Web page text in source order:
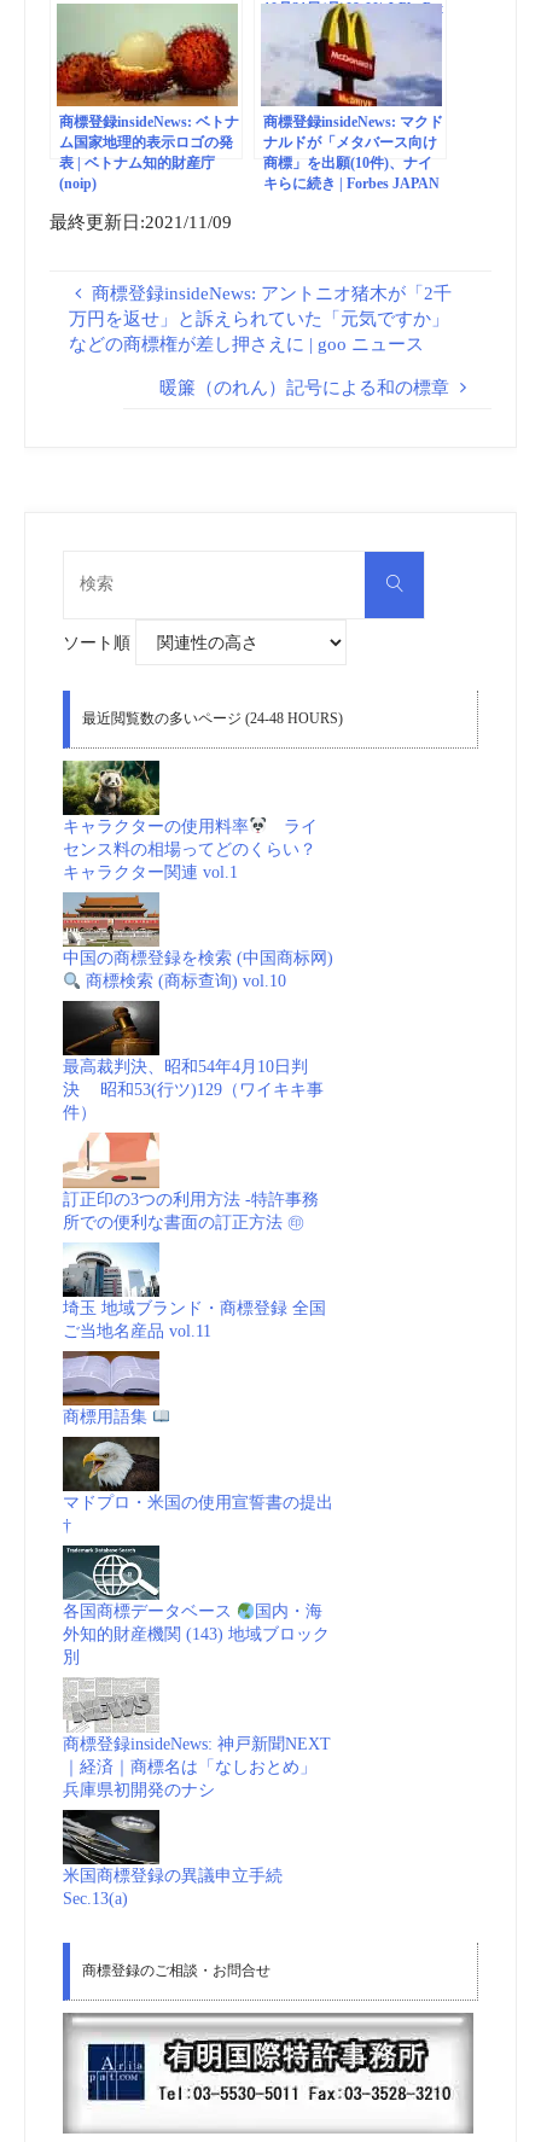
10月31日(月)09:00| J-PlatPat
商標登録insideNews: ベトナ
ム国家地理的表示ロゴの発
表 | ベトナム知的財産庁
(noip)
商標登録insideNews: マクド
ナルドが「メタバース向け
商標」を出願(10件)、ナイ
キらに続き | Forbes JAPAN
最終更新日:2021/11/09
商標登録insideNews: アントニオ猪木が「2千
万円を返せ」と訴えられていた「元気ですか」
などの商標権が差し押さえに | goo ニュース
暖簾（のれん）記号による和の標章
検
ソート順
最近閲覧数の多いページ (24-48 HOURS)
キャラクターの使用料率
ライ
センス料の相場ってどのくらい？
キャラクター関連 vol.1
中国の商標登録を検索 (中国商标网)
商標検索 (商标查询) vol.10
最高裁判決、昭和54年4月10日判
決 昭和53(行ツ)129（ワイキキ事
件）
訂正印の3つの利用方法 -特許事務
所での便利な書面の訂正方法 ㊞
埼玉 地域ブランド・商標登録 全国
ご当地名産品 vol.11
商標用語集
マドプロ・米国の使用宣誓書の提出
†
各国商標データベース
国内・海
外知的財産機関 (143) 地域ブロック
別
商標登録insideNews: 神戸新聞NEXT
｜経済｜商標名は「なしおとめ」
兵庫県初開発のナシ
米国商標登録の異議申立手続
Sec.13(a)
商標登録のご相談・お問合せ